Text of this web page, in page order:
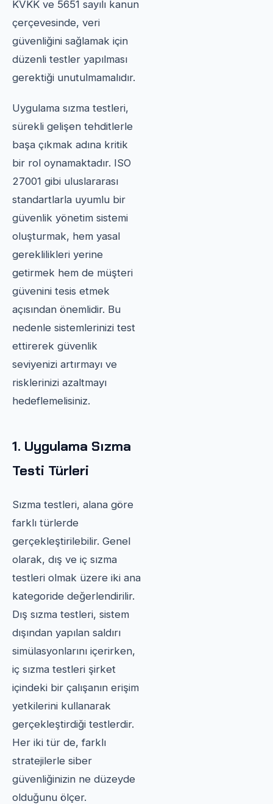
KVKK ve 5651 sayılı kanun
çerçevesinde, veri
güvenliğini sağlamak için
düzenli testler yapılması
gerektiği unutulmamalıdır.
Uygulama sızma testleri,
sürekli gelişen tehditlerle
başa çıkmak adına kritik
bir rol oynamaktadır. ISO
27001 gibi uluslararası
standartlarla uyumlu bir
güvenlik yönetim sistemi
oluşturmak, hem yasal
gereklilikleri yerine
getirmek hem de müşteri
güvenini tesis etmek
açısından önemlidir. Bu
nedenle sistemlerinizi test
ettirerek güvenlik
seviyenizi artırmayı ve
risklerinizi azaltmayı
hedeflemelisiniz.
1. Uygulama Sızma
Testi Türleri
Sızma testleri, alana göre
farklı türlerde
gerçekleştirilebilir. Genel
olarak, dış ve iç sızma
testleri olmak üzere iki ana
kategoride değerlendirilir.
Dış sızma testleri, sistem
dışından yapılan saldırı
simülasyonlarını içerirken,
iç sızma testleri şirket
içindeki bir çalışanın erişim
yetkilerini kullanarak
gerçekleştirdiği testlerdir.
Her iki tür de, farklı
stratejilerle siber
güvenliğinizin ne düzeyde
olduğunu ölçer.